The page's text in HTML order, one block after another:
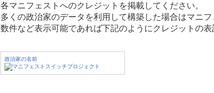
各マニフェストへのクレジットを掲載してください。
多くの政治家のデータを利用して構築した場合はマニ
数件など表示可能であれば下記のようにクレジットの表
政治家の名前